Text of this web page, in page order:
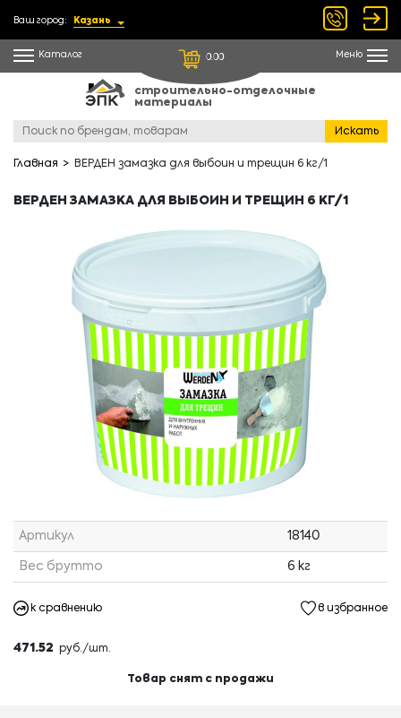
Ваш город: Казань
Каталог 0.00 Меню
строительно-отделочные
материалы
Искать
Главная ВЕРДЕН замазка для выбоин и трещин 6 кг/1
ВЕРДЕН ЗАМАЗКА ДЛЯ ВЫБОИН И ТРЕЩИН 6 КГ/1
Артикул 18140
Вес брутто 6 кг
к сравнению в избранное
471.52 руб./шт.
Товар снят с продажи